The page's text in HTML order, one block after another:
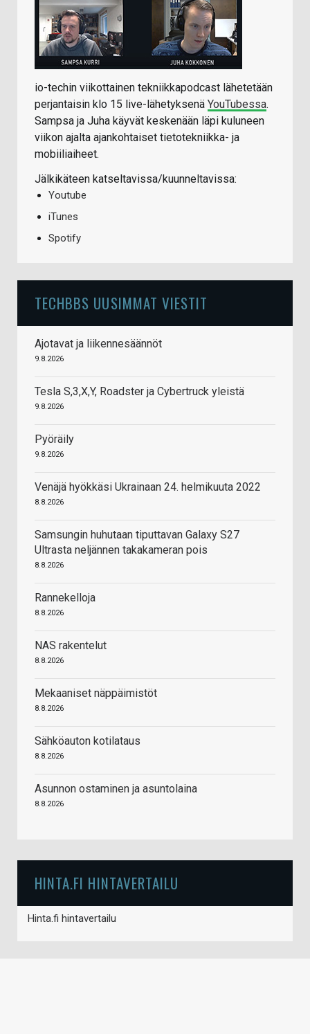
io-techin viikottainen tekniikkapodcast lähetetään
perjantaisin klo 15 live-lähetyksenä YouTubessa.
Sampsa ja Juha käyvät keskenään läpi kuluneen
viikon ajalta ajankohtaiset tietotekniikka- ja
mobiiliaiheet.
Jälkikäteen katseltavissa/kuunneltavissa:
Youtube
iTunes
Spotify
TECHBBS UUSIMMAT VIESTIT
Ajotavat ja liikennesäännöt
9.8.2026
Tesla S,3,X,Y, Roadster ja Cybertruck yleistä
9.8.2026
Pyöräily
9.8.2026
Venäjä hyökkäsi Ukrainaan 24. helmikuuta 2022
8.8.2026
Samsungin huhutaan tiputtavan Galaxy S27
Ultrasta neljännen takakameran pois
8.8.2026
Rannekelloja
8.8.2026
NAS rakentelut
8.8.2026
Mekaaniset näppäimistöt
8.8.2026
Sähköauton kotilataus
8.8.2026
Asunnon ostaminen ja asuntolaina
8.8.2026
HINTA.FI HINTAVERTAILU
Hinta.fi hintavertailu